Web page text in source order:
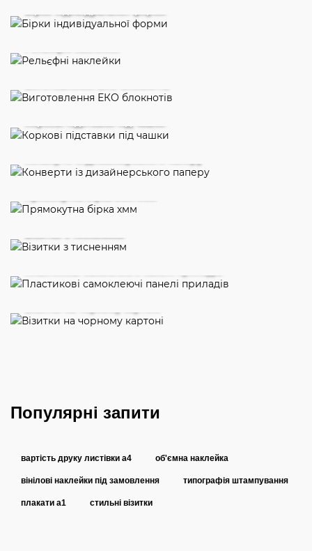
Популярні запити
вартість друку листівки a4 об'ємна наклейка
вінілові наклейки під замовлення типографія штампування
плакати a1 стильні візитки